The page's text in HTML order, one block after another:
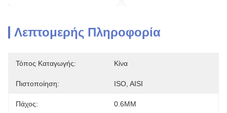
Λεπτομερής Πληροφορία
Τόπος Καταγωγής: Κίνα
Πιστοποίηση: ISO, AISI
Πάχος: 0.6MM